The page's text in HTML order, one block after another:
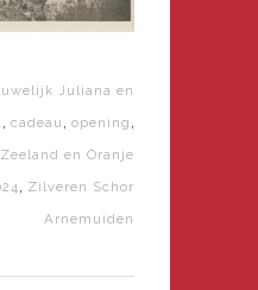
Juliana en
cadeau opening
en Oranje
Zilveren Schor
Arnemuiden